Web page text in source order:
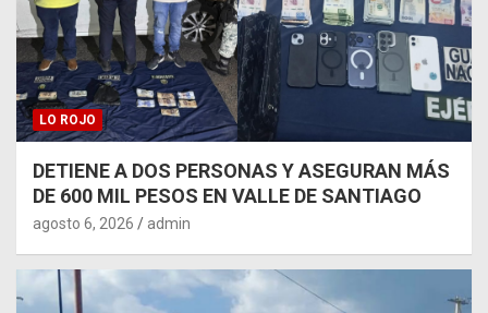
LO ROJO
DETIENE A DOS PERSONAS Y ASEGURAN MÁS
DE 600 MIL PESOS EN VALLE DE SANTIAGO
agosto 6, 2026 admin